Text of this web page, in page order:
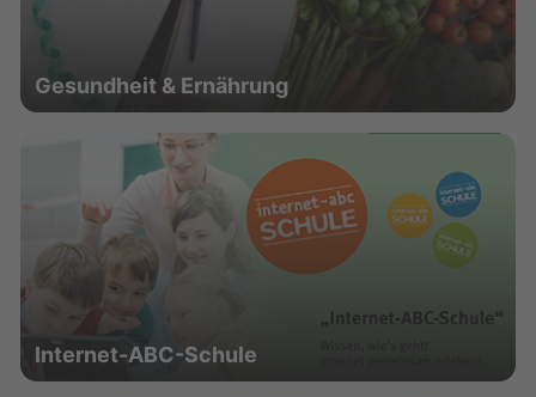
Gesundheit & Ernährung
Internet-ABC-Schule